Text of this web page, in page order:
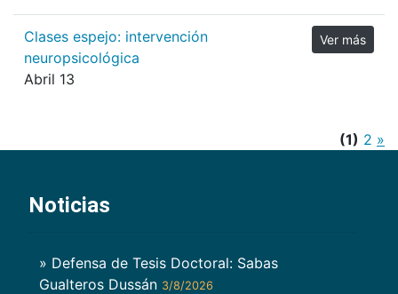
Clases espejo: intervención
neuropsicológica
Abril 13
Ver más
(1) 2 »
Noticias
» Defensa de Tesis Doctoral: Sabas
Gualteros Dussán 3/8/2026